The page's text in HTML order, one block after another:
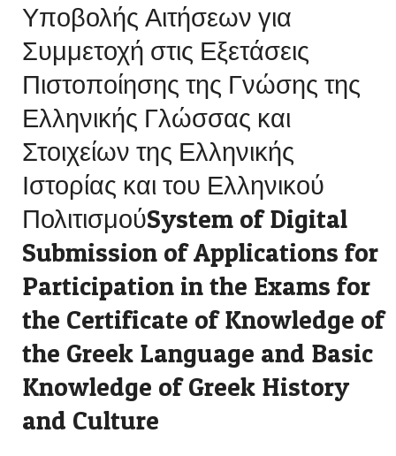
Υποβολής Αιτήσεων για
Συμμετοχή στις Εξετάσεις
Πιστοποίησης της Γνώσης της
Ελληνικής Γλώσσας και
Στοιχείων της Ελληνικής
Ιστορίας και του Ελληνικού
ΠολιτισμούSystem of Digital
Submission of Applications for
Participation in the Exams for
the Certificate of Knowledge of
the Greek Language and Basic
Knowledge of Greek History
and Culture